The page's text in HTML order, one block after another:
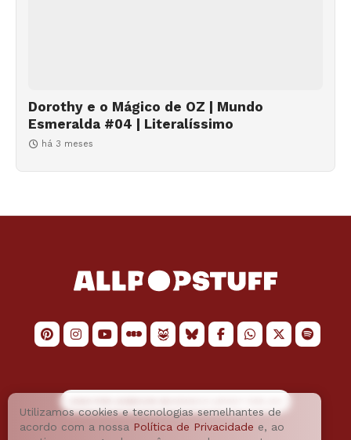
Dorothy e o Mágico de OZ | Mundo
Esmeralda #04 | Literalíssimo
há 3 meses
Utilizamos cookies e tecnologias semelhantes de
acordo com a nossa Política de Privacidade e, ao